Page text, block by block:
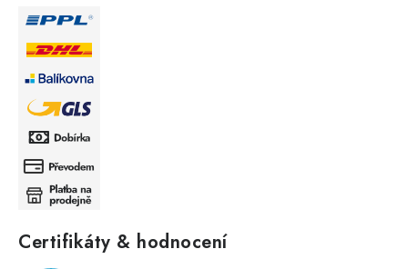
Certifikáty & hodnocení